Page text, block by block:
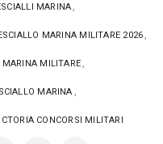
MARINA
MARINA MILITARE 2026
MARINA MILITARE
MARINA
CONCORSI MILITARI